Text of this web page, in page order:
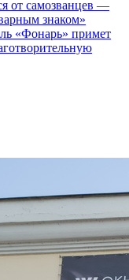
от самозванцев —
знаком»
«Фонарь» примет